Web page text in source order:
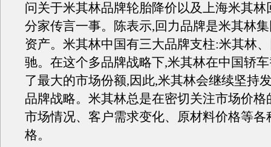
问关于米其林品牌轮胎降价以及上海米其林
分家传言一事。陈表示,回力品牌是米其林
资产。米其林中国有三大品牌支柱:米其林
驰。在这个多品牌战略下,米其林在中国轿
了最大的市场份额,因此,米其林会继续坚持
品牌战略。米其林总是在密切关注市场价格
市场情况、客户需求变化、原材料价格等各
格。